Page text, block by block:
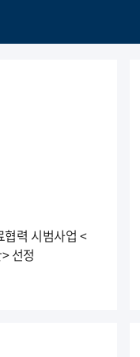
력 시범사업 <
선정